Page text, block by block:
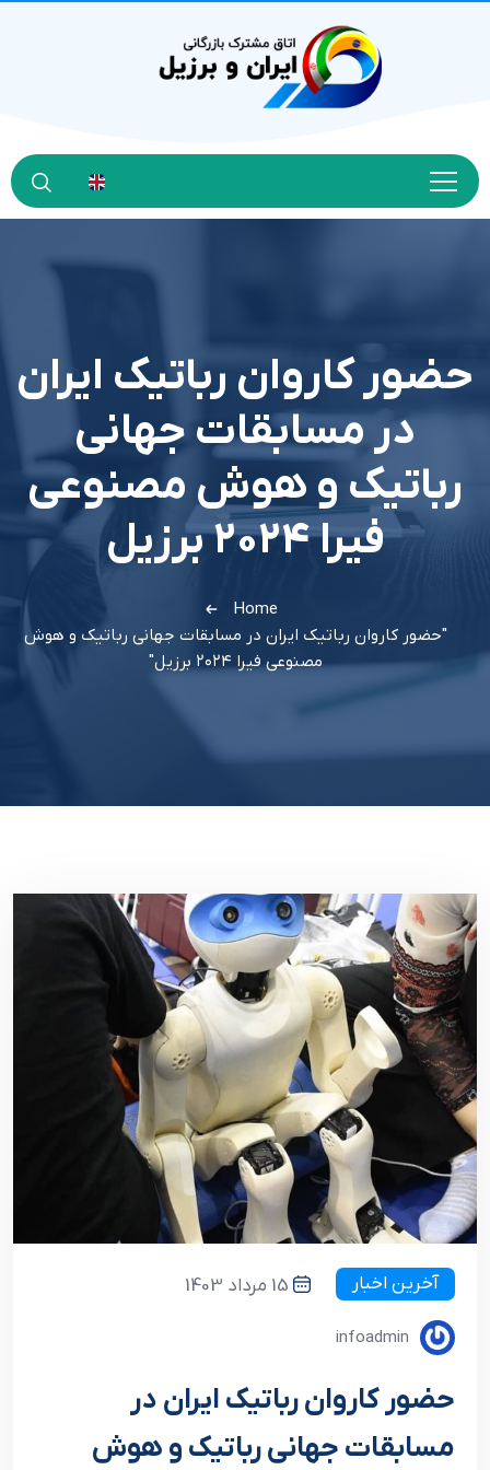
حضور کاروان رباتیک ایران
در مسابقات جهانی
رباتیک و هوش مصنوعی
فیرا ۲۰۲۴ برزیل
Home
"حضور کاروان رباتیک ایران در مسابقات جهانی رباتیک و هوش
مصنوعی فیرا ۲۰۲۴ برزیل"
آخرین اخبار 15 مرداد 1403
infoadmin
حضور کاروان رباتیک ایران در
مسابقات جهانی رباتیک و هوش